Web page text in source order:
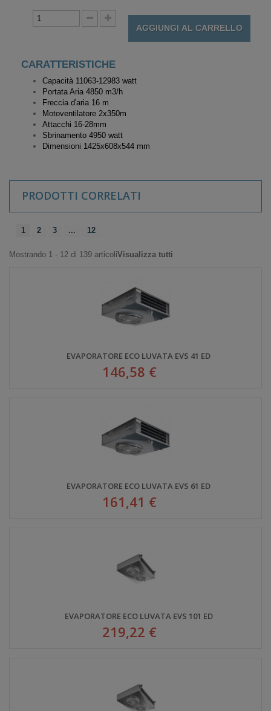
AGGIUNGI AL CARRELLO
CARATTERISTICHE
Capacità 11063-12983 watt
Portata Aria 4850 m3/h
Freccia d'aria 16 m
Motoventilatore 2x350m
Attacchi 16-28mm
Sbrinamento 4950 watt
Dimensioni 1425x608x544 mm
PRODOTTI CORRELATI
1 2 3 ... 12
Mostrando 1 - 12 di 139 articoliVisualizza tutti
EVAPORATORE ECO LUVATA EVS 41 ED
146,58 €
EVAPORATORE ECO LUVATA EVS 61 ED
161,41 €
EVAPORATORE ECO LUVATA EVS 101 ED
219,22 €